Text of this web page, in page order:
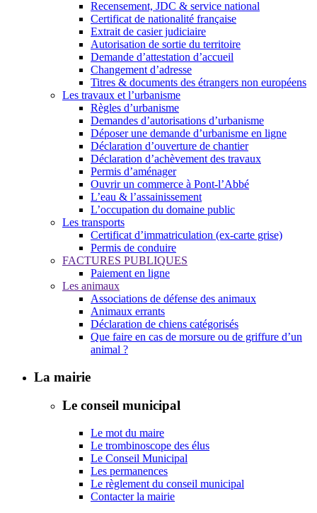
Recensement, JDC & service national
Certificat de nationalité française
Extrait de casier judiciaire
Autorisation de sortie du territoire
Demande d’attestation d’accueil
Changement d’adresse
Titres & documents des étrangers non européens
Les travaux et l’urbanisme
Règles d’urbanisme
Demandes d’autorisations d’urbanisme
Déposer une demande d’urbanisme en ligne
Déclaration d’ouverture de chantier
Déclaration d’achèvement des travaux
Permis d’aménager
Ouvrir un commerce à Pont-l’Abbé
L’eau & l’assainissement
L’occupation du domaine public
Les transports
Certificat d’immatriculation (ex-carte grise)
Permis de conduire
FACTURES PUBLIQUES
Paiement en ligne
Les animaux
Associations de défense des animaux
Animaux errants
Déclaration de chiens catégorisés
Que faire en cas de morsure ou de griffure d’un
animal ?
La mairie
Le conseil municipal
Le mot du maire
Le trombinoscope des élus
Le Conseil Municipal
Les permanences
Le règlement du conseil municipal
Contacter la mairie